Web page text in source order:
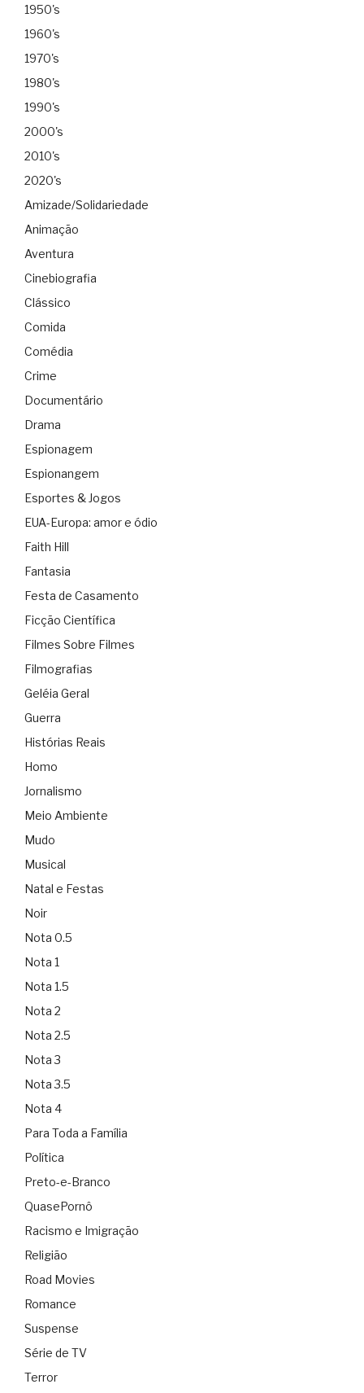
1950's
1960's
1970's
1980's
1990's
2000's
2010's
2020's
Amizade/Solidariedade
Animação
Aventura
Cinebiografia
Clássico
Comida
Comédia
Crime
Documentário
Drama
Espionagem
Espionangem
Esportes & Jogos
EUA-Europa: amor e ódio
Faith Hill
Fantasia
Festa de Casamento
Ficção Científica
Filmes Sobre Filmes
Filmografias
Geléia Geral
Guerra
Histórias Reais
Homo
Jornalismo
Meio Ambiente
Mudo
Musical
Natal e Festas
Noir
Nota 0.5
Nota 1
Nota 1.5
Nota 2
Nota 2.5
Nota 3
Nota 3.5
Nota 4
Para Toda a Família
Política
Preto-e-Branco
QuasePornô
Racismo e Imigração
Religião
Road Movies
Romance
Suspense
Série de TV
Terror